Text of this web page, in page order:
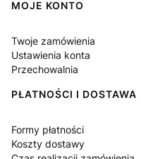
Linki w stopce
MOJE KONTO
Twoje zamówienia
Ustawienia konta
Przechowalnia
PŁATNOŚCI I DOSTAWA
Formy płatności
Koszty dostawy